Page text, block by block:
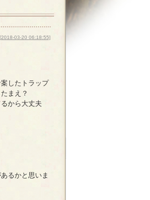
[2018-03-20 06:18:55]
したトラップ
まえ？
から大丈夫
るかと思いま